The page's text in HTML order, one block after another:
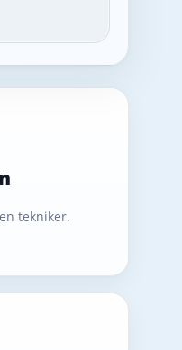
tekniker.